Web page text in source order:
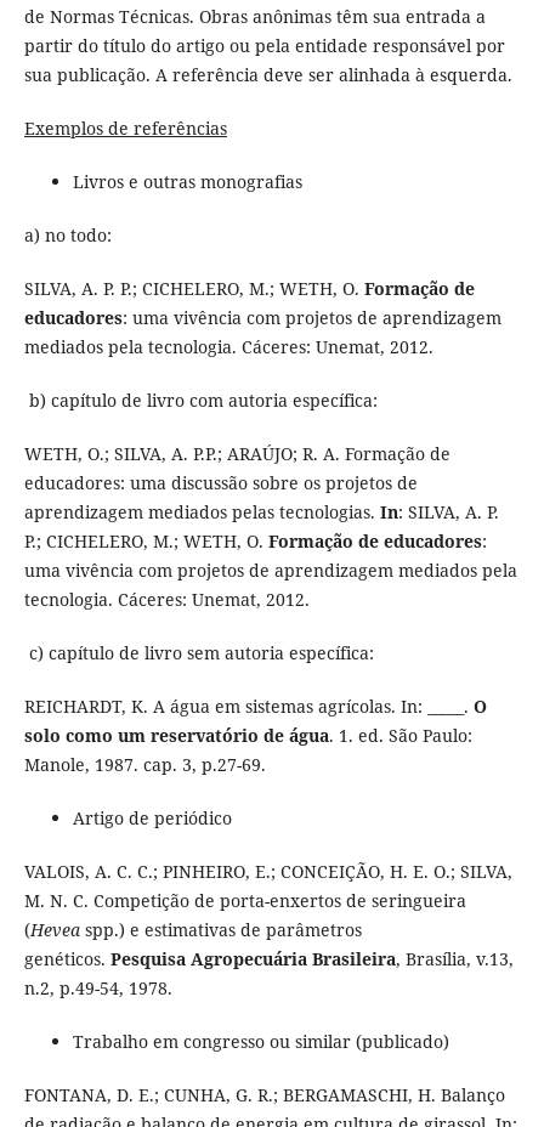
de Normas Técnicas. Obras anônimas têm sua entrada a
partir do título do artigo ou pela entidade responsável por
sua publicação. A referência deve ser alinhada à esquerda.
Exemplos de referências
Livros e outras monografias
a) no todo:
SILVA, A. P. P.; CICHELERO, M.; WETH, O. Formação de
educadores: uma vivência com projetos de aprendizagem
mediados pela tecnologia. Cáceres: Unemat, 2012.
b) capítulo de livro com autoria específica:
WETH, O.; SILVA, A. P.P.; ARAÚJO; R. A. Formação de
educadores: uma discussão sobre os projetos de
aprendizagem mediados pelas tecnologias. In: SILVA, A. P.
P.; CICHELERO, M.; WETH, O. Formação de educadores:
uma vivência com projetos de aprendizagem mediados pela
tecnologia. Cáceres: Unemat, 2012.
c) capítulo de livro sem autoria específica:
REICHARDT, K. A água em sistemas agrícolas. In: _____. O
solo como um reservatório de água. 1. ed. São Paulo:
Manole, 1987. cap. 3, p.27-69.
Artigo de periódico
VALOIS, A. C. C.; PINHEIRO, E.; CONCEIÇÃO, H. E. O.; SILVA,
M. N. C. Competição de porta-enxertos de seringueira
(Heveaspp.) e estimativas de parâmetros
genéticos. Pesquisa Agropecuária Brasileira, Brasília, v.13,
n.2, p.49-54, 1978.
Trabalho em congresso ou similar (publicado)
FONTANA, D. E.; CUNHA, G. R.; BERGAMASCHI, H. Balanço